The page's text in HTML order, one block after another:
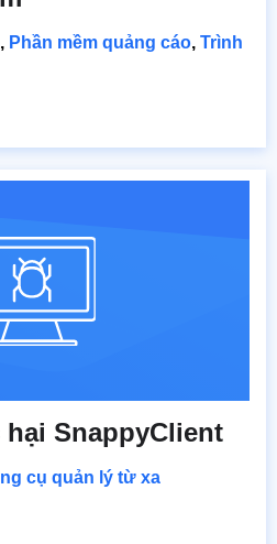
, Phần mềm quảng cáo, Trình
hại SnappyClient
cụ quản lý từ xa